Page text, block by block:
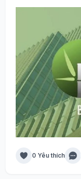
0 Yêu thích